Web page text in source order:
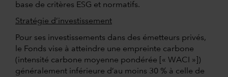
base de critères ESG et normatifs.
Stratégie d’investissement
Pour ses investissements dans des émetteurs privés,
le Fonds vise à atteindre une empreinte carbone
(intensité carbone moyenne pondérée [« WACI »])
généralement inférieure d’au moins 30 % à celle de